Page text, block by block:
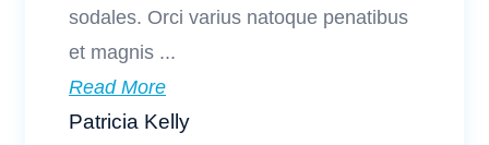
sodales. Orci varius natoque penatibus
et magnis ...
Read More
Patricia Kelly